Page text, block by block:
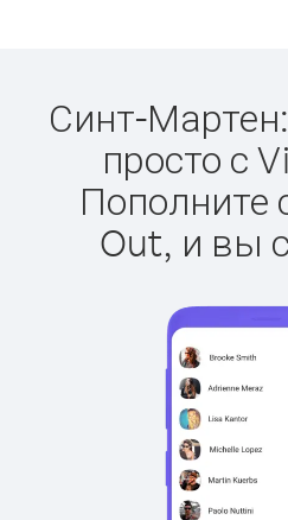
Синт-
просто с
Пополните
Out, и вы